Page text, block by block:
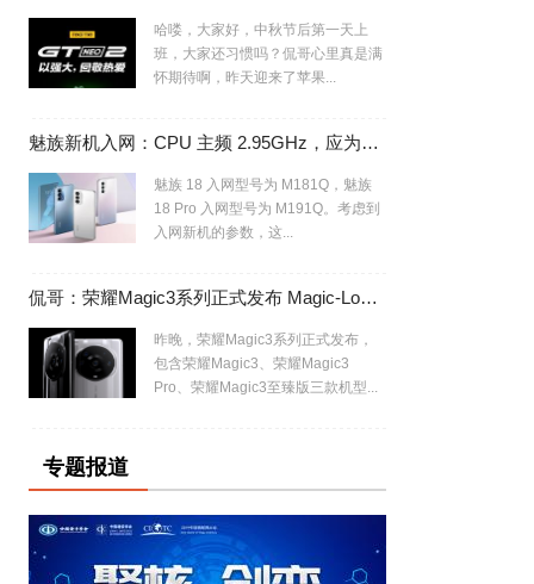
哈喽，大家好，中秋节后第一天上
班，大家还习惯吗？侃哥心里真是满
怀期待啊，昨天迎来了苹果...
魅族新机入网：CPU 主频 2.95GHz，应为魅族 18/Pro 换芯版
魅族 18 入网型号为 M181Q，魅族
18 Pro 入网型号为 M191Q。考虑到
入网新机的参数，这...
侃哥：荣耀Magic3系列正式发布 Magic-Log有专业内味了
昨晚，荣耀Magic3系列正式发布，
包含荣耀Magic3、荣耀Magic3
Pro、荣耀Magic3至臻版三款机型...
专题报道